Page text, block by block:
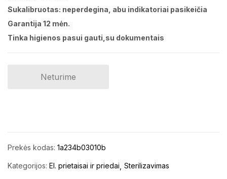
Sukalibruotas: neperdegina, abu indikatoriai pasikeičia
Garantija 12 mėn.
Tinka higienos pasui gauti,su dokumentais
Neturime
Prekės kodas: 1a234b03010b
Kategorijos: El. prietaisai ir priedai Sterilizavimas